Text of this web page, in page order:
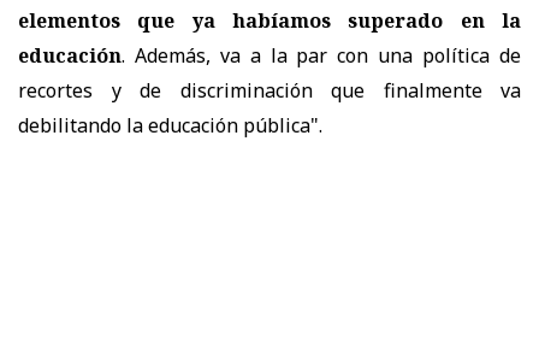
elementos que ya habíamos superado en la
educación. Además, va a la par con una política de
recortes y de discriminación que finalmente va
debilitando la educación pública".